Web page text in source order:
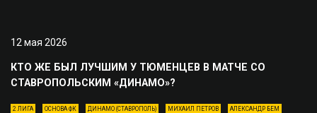
12 мая 2026
КТО ЖЕ БЫЛ ЛУЧШИМ У ТЮМЕНЦЕВ В МАТЧЕ СО
СТАВРОПОЛЬСКИМ «ДИНАМО»?
2 ЛИГА ОСНОВА ФК ДИНАМО (СТАВРОПОЛЬ) МИХАИЛ ПЕТРОВ АЛЕКСАНДР БЕМ